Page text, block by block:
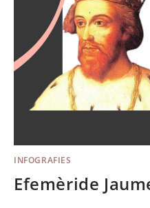
INFOGRAFIES
Efemèride